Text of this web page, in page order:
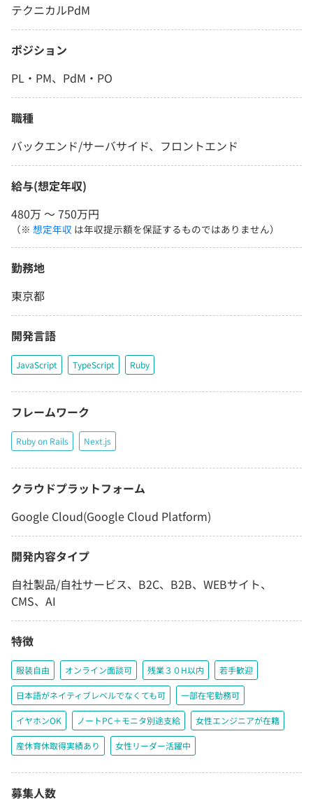
テクニカルPdM
ポジション
PL・PM、PdM・PO
職種
バックエンド/サーバサイド、フロントエンド
給与(想定年収)
480万 〜 750万円
（※ 想定年収 は年収提示額を保証するものではありません）
勤務地
東京都
開発言語
JavaScript TypeScript Ruby
フレームワーク
Ruby on Rails Next.js
クラウドプラットフォーム
Google Cloud(Google Cloud Platform)
開発内容タイプ
自社製品/自社サービス、B2C、B2B、WEBサイト、
CMS、AI
特徴
服装自由 オンライン面談可 残業３０H以内 若手歓迎
日本語がネイティブレベルでなくても可 一部在宅勤務可
イヤホンOK ノートPC＋モニタ別途支給 女性エンジニアが在籍
産休育休取得実績あり 女性リーダー活躍中
募集人数